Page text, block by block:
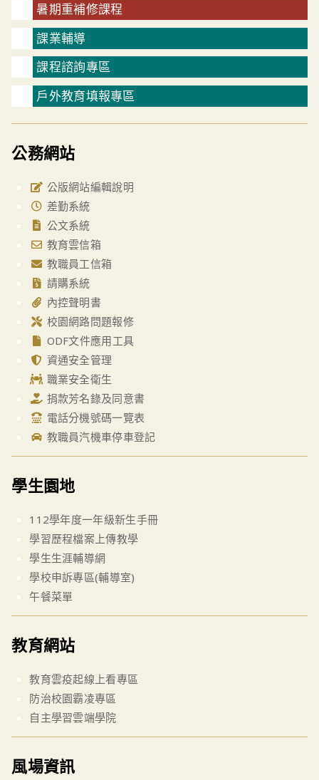
暑期重補修課程
課業輔導
課程諮詢專區
戶外教育填報專區
公務網站
公版網站編輯說明
差勤系統
公文系統
教育雲信箱
教職員工信箱
請購系統
內控聲明書
校園網路問題報修
ODF文件應用工具
資通安全管理
職業安全衛生
捐款芳名錄及同意書
電話分機號碼一覽表
教職員汽機車停車登記
學生園地
112學年度一年級新生手冊
學習歷程檔案上傳教學
學生生涯輔導網
學校申訴專區(輔導室)
午餐菜單
教育網站
教育雲疫起線上看專區
防治校園霸凌專區
自主學習雲端學院
風場資訊